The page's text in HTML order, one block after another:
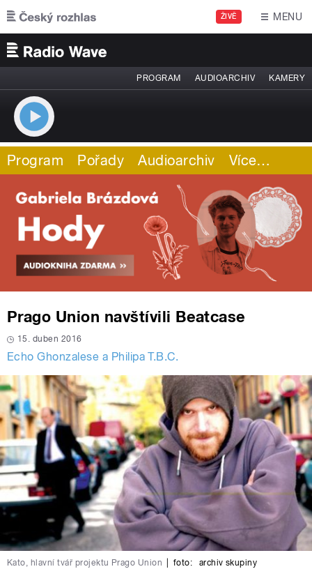
Přejít k hlavnímu obsahu
ŽIVĚ MENU
PROGRAM AUDIOARCHIV KAMERY
Program Pořady Audioarchiv Více…
Prago Union navštívili Beatcase
15. duben 2016
Echo Ghonzalese a Philipa T.B.C.
Kato, hlavní tvář projektu Prago Union foto: archiv skupiny